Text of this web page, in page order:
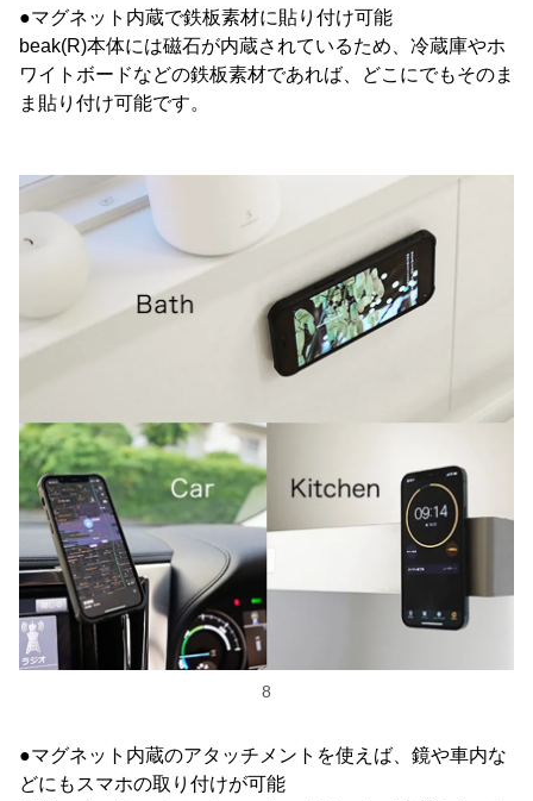
●マグネット内蔵で鉄板素材に貼り付け可能
beak(R)本体には磁石が内蔵されているため、冷蔵庫やホ
ワイトボードなどの鉄板素材であれば、どこにでもそのま
ま貼り付け可能です。
8
●マグネット内蔵のアタッチメントを使えば、鏡や車内な
どにもスマホの取り付けが可能